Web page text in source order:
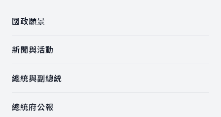
國政願景
新聞與活動
總統與副總統
總統府公報